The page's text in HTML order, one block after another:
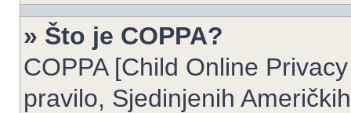
» Što je COPPA?
COPPA [Child Online
pravilo, Sjedinjenih